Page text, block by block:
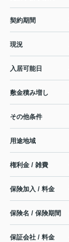
契約期間
現況
入居可能日
敷金積み増し
その他条件
用途地域
権利金 / 雑費
保険加入 / 料金
保険名 / 保険期間
保証会社 / 料金